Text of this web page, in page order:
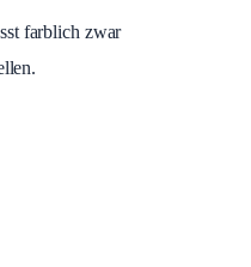
farblich zwar